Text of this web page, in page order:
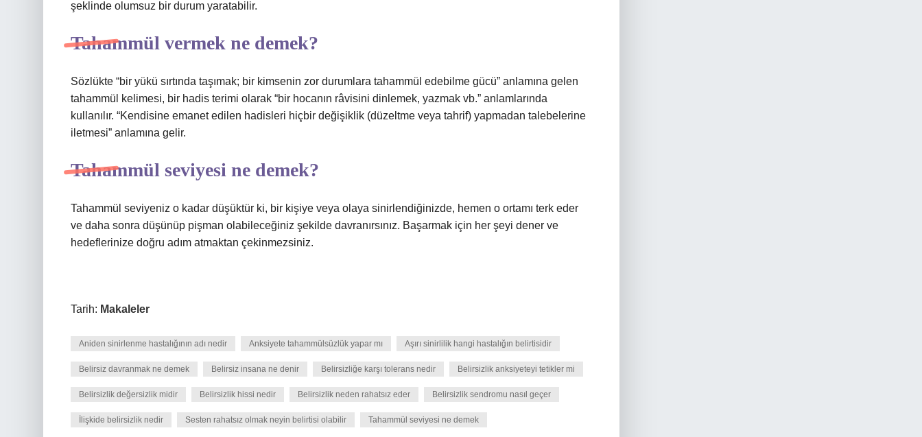
şeklinde olumsuz bir durum yaratabilir.
Tahammül vermek ne demek?
Sözlükte “bir yükü sırtında taşımak; bir kimsenin zor durumlara tahammül edebilme gücü” anlamına gelen
tahammül kelimesi, bir hadis terimi olarak “bir hocanın râvisini dinlemek, yazmak vb.” anlamlarında
kullanılır. “Kendisine emanet edilen hadisleri hiçbir değişiklik (düzeltme veya tahrif) yapmadan talebelerine
iletmesi” anlamına gelir.
Tahammül seviyesi ne demek?
Tahammül seviyeniz o kadar düşüktür ki, bir kişiye veya olaya sinirlendiğinizde, hemen o ortamı terk eder
ve daha sonra düşünüp pişman olabileceğiniz şekilde davranırsınız. Başarmak için her şeyi dener ve
hedeflerinize doğru adım atmaktan çekinmezsiniz.
Tarih: Makaleler
Aniden sinirlenme hastalığının adı nedir Anksiyete tahammülsüzlük yapar mı Aşırı sinirlilik hangi hastalığın belirtisidir
Belirsiz davranmak ne demek Belirsiz insana ne denir Belirsizliğe karşı tolerans nedir Belirsizlik anksiyeteyi tetikler mi
Belirsizlik değersizlik midir Belirsizlik hissi nedir Belirsizlik neden rahatsız eder Belirsizlik sendromu nasıl geçer
İlişkide belirsizlik nedir Sesten rahatsız olmak neyin belirtisi olabilir Tahammül seviyesi ne demek